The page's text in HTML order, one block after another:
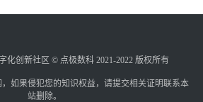
化创新社区 © 点极数科 2021-2022 版权所有
如果侵犯您的知识权益，请提交相关证明联系本
站删除。